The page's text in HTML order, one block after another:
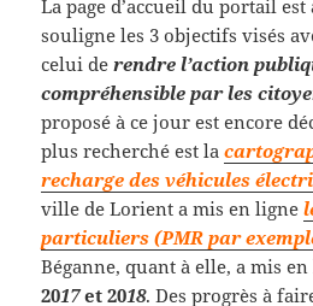
La page d’accueil du portail
souligne les 3 objectifs visés
celui derendre l’action
compréhensible par les
proposé à ce jour est encore
plus recherché est la
recharge des véhicules
ville de Lorient a mis en ligne
particuliers (PMR par
Béganne, quant à elle, a mis
2017et 2018. Des progrès à